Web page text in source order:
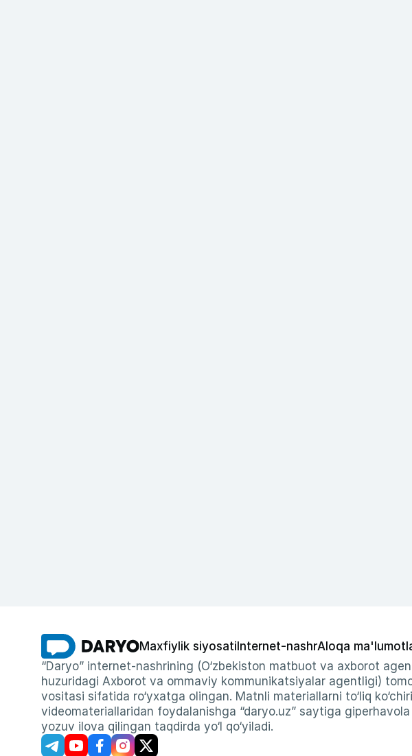
Maxfiylik siyosati Internet-nashrAloqa
“Daryo” internet-nashrining (O‘zbekiston matbuot va axborot
huzuridagi Axborot va ommaviy kommunikatsiyalar agentligi)
vositasi sifatida ro‘yxatga olingan. Matnli materiallarni to‘liq
videomateriallaridan foydalanishga “daryo.uz” saytiga
yozuv ilova qilingan taqdirda yo‘l qo‘yiladi.